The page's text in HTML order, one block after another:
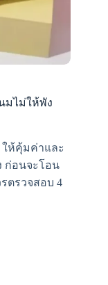
มไม่ให้พัง
ให้คุ้มค่าและ
ก่อนจะโอน
ตรวจสอบ 4